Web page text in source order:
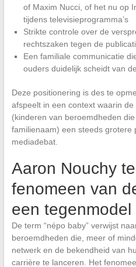
of Maxim Nucci, of het nu op
tijdens televisieprogramma’s
Strikte controle over de
rechtszaken tegen de
Een familiale communicatie
ouders duidelijk scheidt van
Deze positionering is des te
afspeelt in een context waarin de
(kinderen van beroemdheden
familienaam) een steeds grotere
mediadebat.
Aaron Nouchy
fenomeen van
een tegenmodel
De term “népo baby” verwijst
beroemdheden die, meer of
netwerk en de bekendheid van
carrière te lanceren. Het